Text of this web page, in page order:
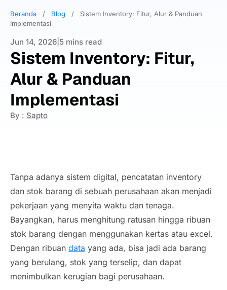
Beranda / Blog /
Sistem Inventory: Fitur, Alur & Panduan
Implementasi
Jun 14, 2026 5 mins read
Sistem Inventory: Fitur,
Alur & Panduan
Implementasi
By : Sapto
Tanpa adanya sistem digital, pencatatan inventory
dan stok barang di sebuah perusahaan akan menjadi
pekerjaan yang menyita waktu dan tenaga.
Bayangkan, harus menghitung ratusan hingga ribuan
stok barang dengan menggunakan kertas atau excel.
Dengan ribuan data yang ada, bisa jadi ada barang
yang berulang, stok yang terselip, dan dapat
menimbulkan kerugian bagi perusahaan.